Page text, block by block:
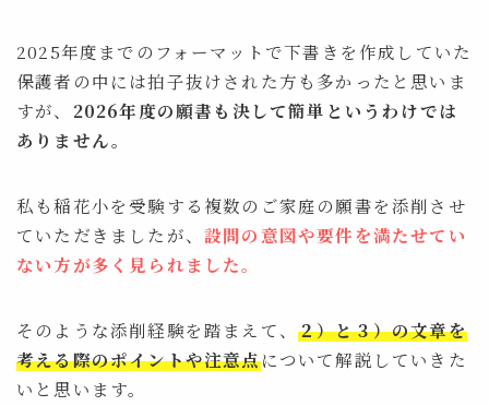
2025年度までのフォーマットで下書きを作成していた
保護者の中には拍子抜けされた方も多かったと思いま
すが、 2026年度の願書も決して簡単というわけでは
ありません。
私も稲花小を受験する複数のご家庭の願書を添削させ
ていただきましたが、 設問の意図や要件を満たせてい
ない方が多く見られました。
そのような添削経験を踏まえて、 ２）と３）の文章を
考える際のポイントや注意点について解説していきた
いと思います。